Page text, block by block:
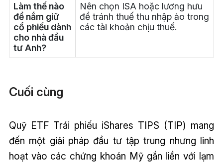
Làm thế nào
để nắm giữ
cổ phiếu dành
cho nhà đầu
tư Anh?
Nên chọn ISA hoặc lương hưu
để tránh thuế thu nhập ảo trong
các tài khoản chịu thuế.
Cuối cùng
Quỹ ETF Trái phiếu iShares TIPS (TIP) mang
đến một giải pháp đầu tư tập trung nhưng linh
hoạt vào các chứng khoán Mỹ gắn liền với lạm